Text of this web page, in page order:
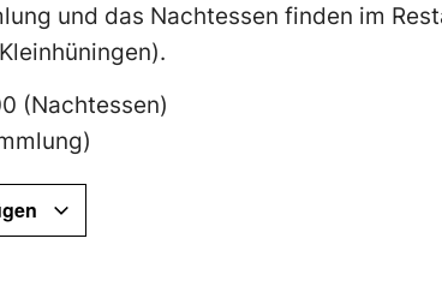
und das Nachtessen finden im
(Nachtessen)